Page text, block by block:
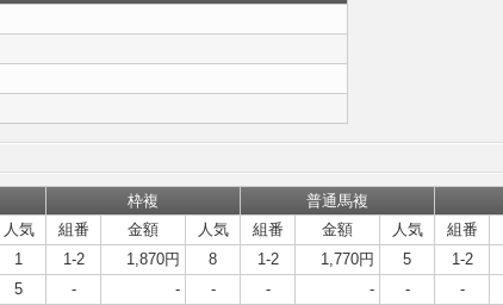
枠複 普通馬複
人気 組番 金額 人気 組番 金額 人気 組番
1 1-2 1,870円 8 1-2 1,770円 5 1-2
5 - - - - - - -